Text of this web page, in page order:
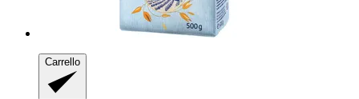
Carrello